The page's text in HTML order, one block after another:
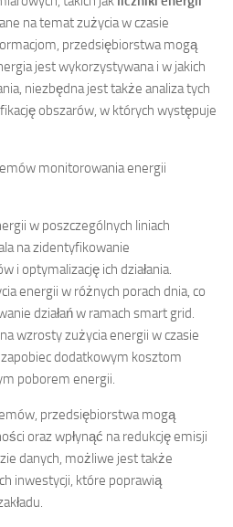
na temat zużycia w czasie
przedsiębiorstwa mogą
jest wykorzystywana i w jakich
niezbędna jest także analiza tych
obszarów, w których występuje
monitorowania energii
w poszczególnych liniach
na zidentyfikowanie
i optymalizację ich działania.
energii w różnych porach dnia, co
działań w ramach smart grid.
wzrosty zużycia energii w czasie
dodatkowym kosztom
poborem energii.
przedsiębiorstwa mogą
oraz wpłynąć na redukcję emisji
danych, możliwe jest także
inwestycji, które poprawią